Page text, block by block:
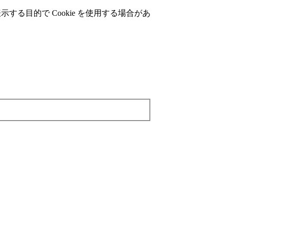
する⽬的で Cookie を使⽤する場合があ